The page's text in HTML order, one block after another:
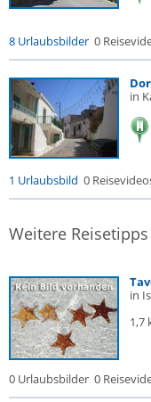
8 Urlaubsbilder 0
in
1 Urlaubsbild 0
Weitere
in
1,7
0 Urlaubsbilder 0